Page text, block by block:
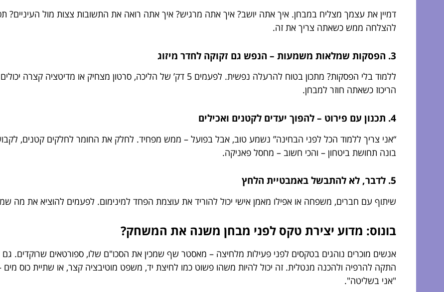
דמיין את עצמך מצליח במבחן. איך אתה יושב? איך אתה מרגיש? איך אתה רואה את התשובות צצות מול העיניים?
להצלחה ממש כשאתה צריך את זה.
3. הפסקות שמלאות משמעות – הנפש גם זקוקה לחדר מיזוג
ללמוד בלי הפסקות? מתכון בטוח להרעלה נפשית. לפעמים 5 דק’ של הליכה,
הריכוז כשאתה חוזר למבחן.
4. תכנון עם פירוט – להפוך יעדים לקטנים ואכילים
“אני צריך ללמוד הכל לפני הבחינה” נשמע טוב, אבל בפועל – ממש מפחיד. לחלק את החומר לחלקים קטנים,
בונה תחושת ביטחון – והכי חשוב – מחסל פאניקה.
5. לדבר, לא להתבשל באמבטיית הלחץ
שיתוף עם חברים, משפחה או אפילו מאמן אישי יכול להוריד את עוצמת הפחד למינימום. לפעמים להוציא את
בונוס: מדוע יצירת טקס לפני מבחן משנה את המשחק?
אנשים מוכרים נוהגים בטקסים לפני פעילות מלחיצה – מאסטר שף שמכין את הסכו"ם שלו, ספורטאים שרוקדים.
התקה להרפיה ולהכנה מנטלית. זה יכול להיות משהו פשוט כמו לחיצת יד, משפט מוטיבציה קצר, או שתיית כוס
"אני בשליטה".